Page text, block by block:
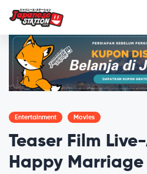
Entertainment Movies
Teaser Film
Happy